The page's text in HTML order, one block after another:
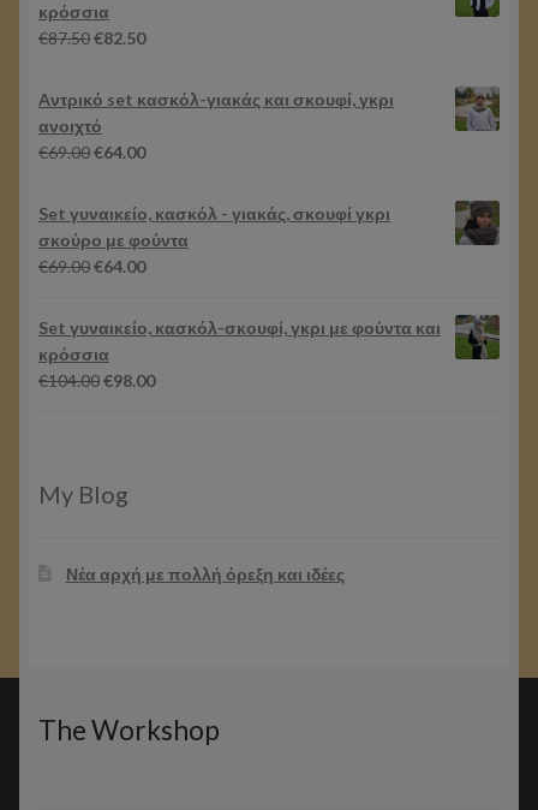
κρόσσια
€87.50Original
was:
€87.50.
€82.50Η
Aντρικό set κασκόλ-γιακάς και σκουφί, γκρι
ανοιχτό
€69.00Original
€64.00Η
είναι:
Set γυναικείο, κασκόλ - γιακάς, σκουφί γκρι
σκούρο με φούντα
€69.00Original
€64.00Η
€64.00.
Set γυναικείο, κασκόλ-σκουφί, γκρι με φούντα και
κρόσσια
€104.00Original
€98.00Η
My Blog
Νέα αρχή με πολλή όρεξη και ιδέες
The Workshop